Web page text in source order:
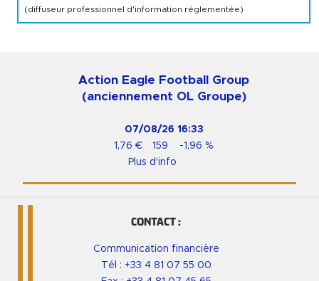
(diffuseur professionnel d'information réglementée)
Action Eagle Football Group
(anciennement OL Groupe)
07/08/26 16:33
1,76 € 159 -1,96 %
Plus d'info
CONTACT :
Communication financière
Tél : +33 4 81 07 55 00